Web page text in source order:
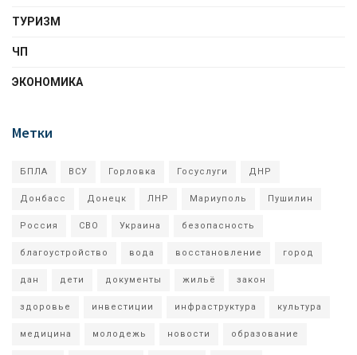
ТУРИЗМ
ЧП
ЭКОНОМИКА
Метки
БПЛА ВСУ Горловка Госуслуги ДНР
Донбасс Донецк ЛНР Мариуполь Пушилин
Россия СВО Украина безопасность
благоустройство вода восстановление город
дан дети документы жильё закон
здоровье инвестиции инфраструктура культура
медицина молодежь новости образование